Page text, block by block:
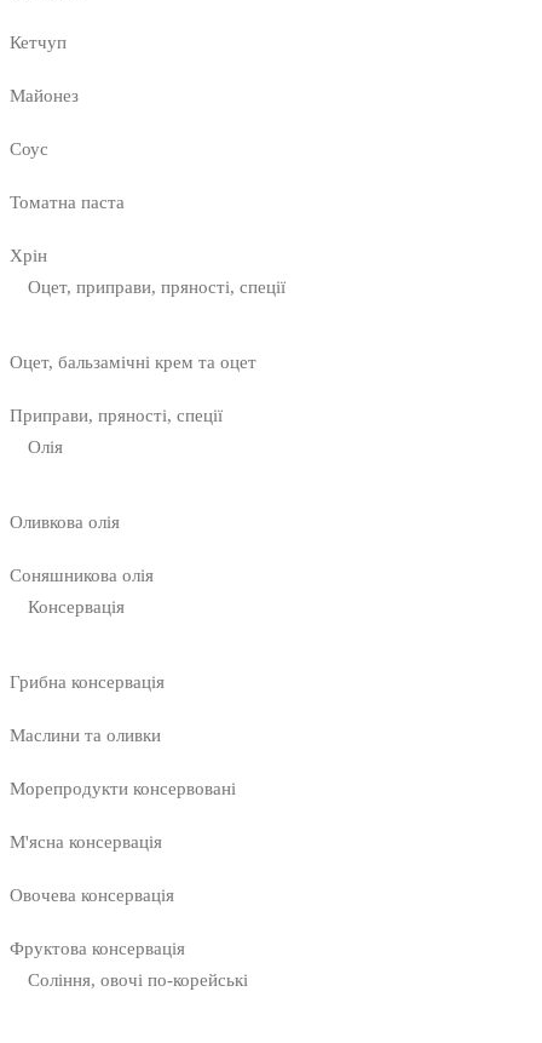
Кетчуп
Майонез
Соус
Томатна паста
Хрін
Оцет, приправи, пряності, спеції
Оцет, бальзамічні крем та оцет
Приправи, пряності, спеції
Олія
Оливкова олія
Соняшникова олія
Консервація
Грибна консервація
Маслини та оливки
Морепродукти консервовані
М'ясна консервація
Овочева консервація
Фруктова консервація
Соління, овочі по-корейські